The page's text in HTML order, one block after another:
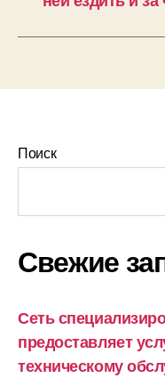
Поиск
Свежие
Сеть
предоставляет
техническому